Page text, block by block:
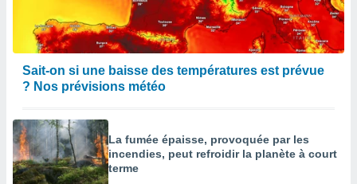
Sait-on si une baisse des températures est prévue
? Nos prévisions météo
La fumée épaisse, provoquée par les
incendies, peut refroidir la planète à court
terme